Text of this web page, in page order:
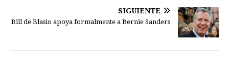
SIGUIENTE
Bill de Blasio apoya formalmente a Bernie Sanders